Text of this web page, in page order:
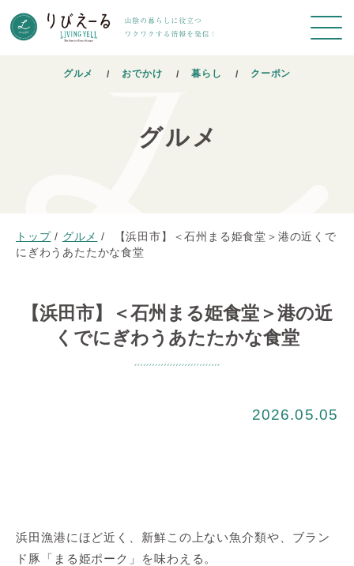
グルメ おでかけ 暮らし クーポン
グルメ
トップ / グルメ /
【浜田市】＜石州まる姫食堂＞港の近くで
にぎわうあたたかな食堂
【浜田市】＜石州まる姫食堂＞港の近
くでにぎわうあたたかな食堂
2026.05.05
浜田漁港にほど近く、新鮮この上ない魚介類や、ブラン
ド豚「まる姫ポーク」を味わえる。